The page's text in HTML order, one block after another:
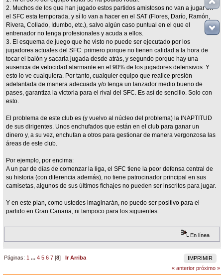
2. Muchos de los que han jugado estos partidos amistosos no van a jugar en
el SFC esta temporada, y sí lo van a hacer en el SAT (Flores, Darío, Ramón,
Rivera, Collado, Idumbo, etc.), salvo algún caso puntual en el que el
entrenador no tenga profesionales y acuda a ellos.
3. El esquema de juego que he visto no puede ser ejecutado por los
jugadores actuales del SFC: primero porque no tienen calidad a la hora de
tocar el balón y sacarla jugada desde atrás, y segundo porque hay una
ausencia de velocidad alarmante en el 90% de los jugadores defensivos. Y
esto lo ve cualquiera. Por tanto, cualquier equipo que realice presión
adelantada de manera adecuada y/o tenga un lanzador medio bueno de
pases, garantiza la victoria para el rival del SFC. Es así de sencillo. Solo con
esto.
El problema de este club es (y vuelvo al núcleo del problema) la INAPTITUD
de sus dirigentes. Unos enchufados que están en el club para ganar un
dinero y, a su vez, enchufan a otros para gestionar de manera vergonzosa las
áreas de este club.
Por ejemplo, por encima:
A un par de días de comenzar la liga, el SFC tiene la peor defensa central de
su historia (con diferencia además), no tiene patrocinador principal en sus
camisetas, algunos de sus últimos fichajes no pueden ser inscritos para jugar.
Y en este plan, como ustedes imaginarán, no puedo ser positivo para el
partido en Gran Canaria, ni tampoco para los siguientes.
En línea
IMPRIMIR
Páginas: 1 ...4 5 6 7 [8]Ir Arriba
« anterior próximo »